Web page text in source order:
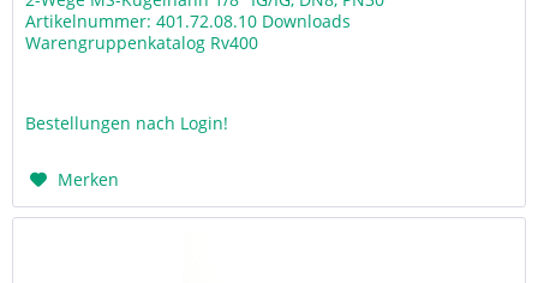
Artikelnummer: 401.72.08.10 Downloads
Warengruppenkatalog Rv400
Bestellungen nach Login!
Merken